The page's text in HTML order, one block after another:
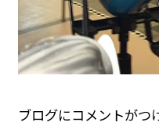
ブログにコメントがつ